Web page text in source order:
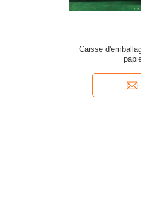
Caisse